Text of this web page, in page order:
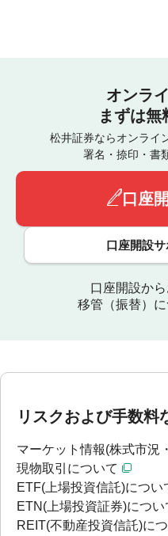
オンラ
まずは無
松井証券ならオンライ
署名・捺印・書
口座
口座開設
口座開設か
移管（振替）
リスクおよび手数料
マーケット情報(株式市況
現物取引について
ETF(上場投資信託)につい
ETN(上場投資証券)につい
REIT(不動産投資信託)に